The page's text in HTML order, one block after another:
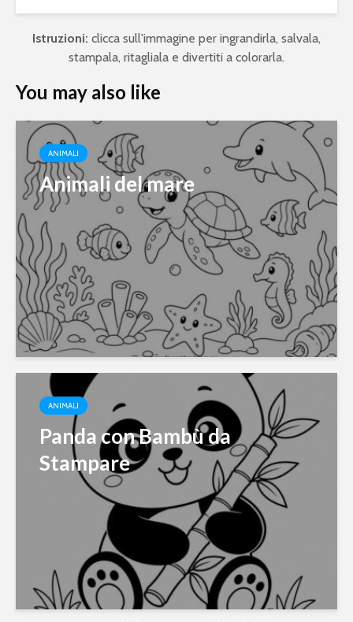
Istruzioni: clicca sull'immagine per ingrandirla, salvala,
stampala, ritagliala e divertiti a colorarla.
You may also like
ANIMALI
Animali del mare
ANIMALI
Panda con Bambù da
Stampare